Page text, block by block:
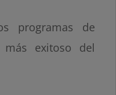
programas de
más exitoso del